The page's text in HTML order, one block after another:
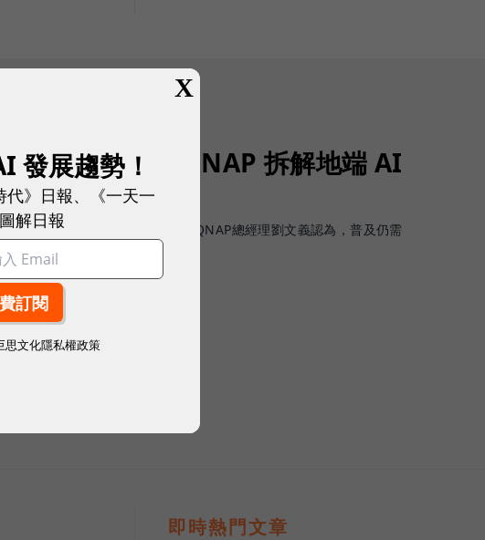
才值得部署？QNAP 拆解地端 AI
與資料門檻
而是資料安全調用與算力成本。QNAP總經理劉文義認為，普及仍需
即時熱門文章
X
發展趨勢！
代》日報、《一天一
解日報
思文化隱私權政策